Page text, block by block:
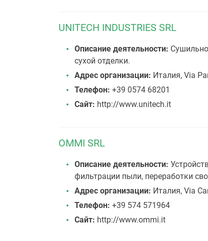
UNITECH INDUSTRIES SRL
Описание деятельности:
сухой отделки.
Адрес организации: Италия, Via
Телефон: +39 0574 68201
Сайт: http://www.unitech.it
OMMI SRL
Описание деятельности:
фильтрации пыли, переработки
Адрес организации: Италия, Via
Телефон: +39 574 571964
Сайт: http://www.ommi.it